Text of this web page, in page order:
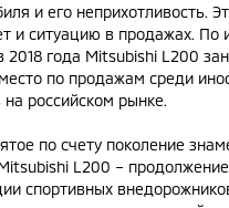
и его неприхотливость.
и ситуацию в продажах. По
2018 года Mitsubishi L200
по продажам среди
на российском рынке.
по счету поколение
L200 – продолжение
спортивных